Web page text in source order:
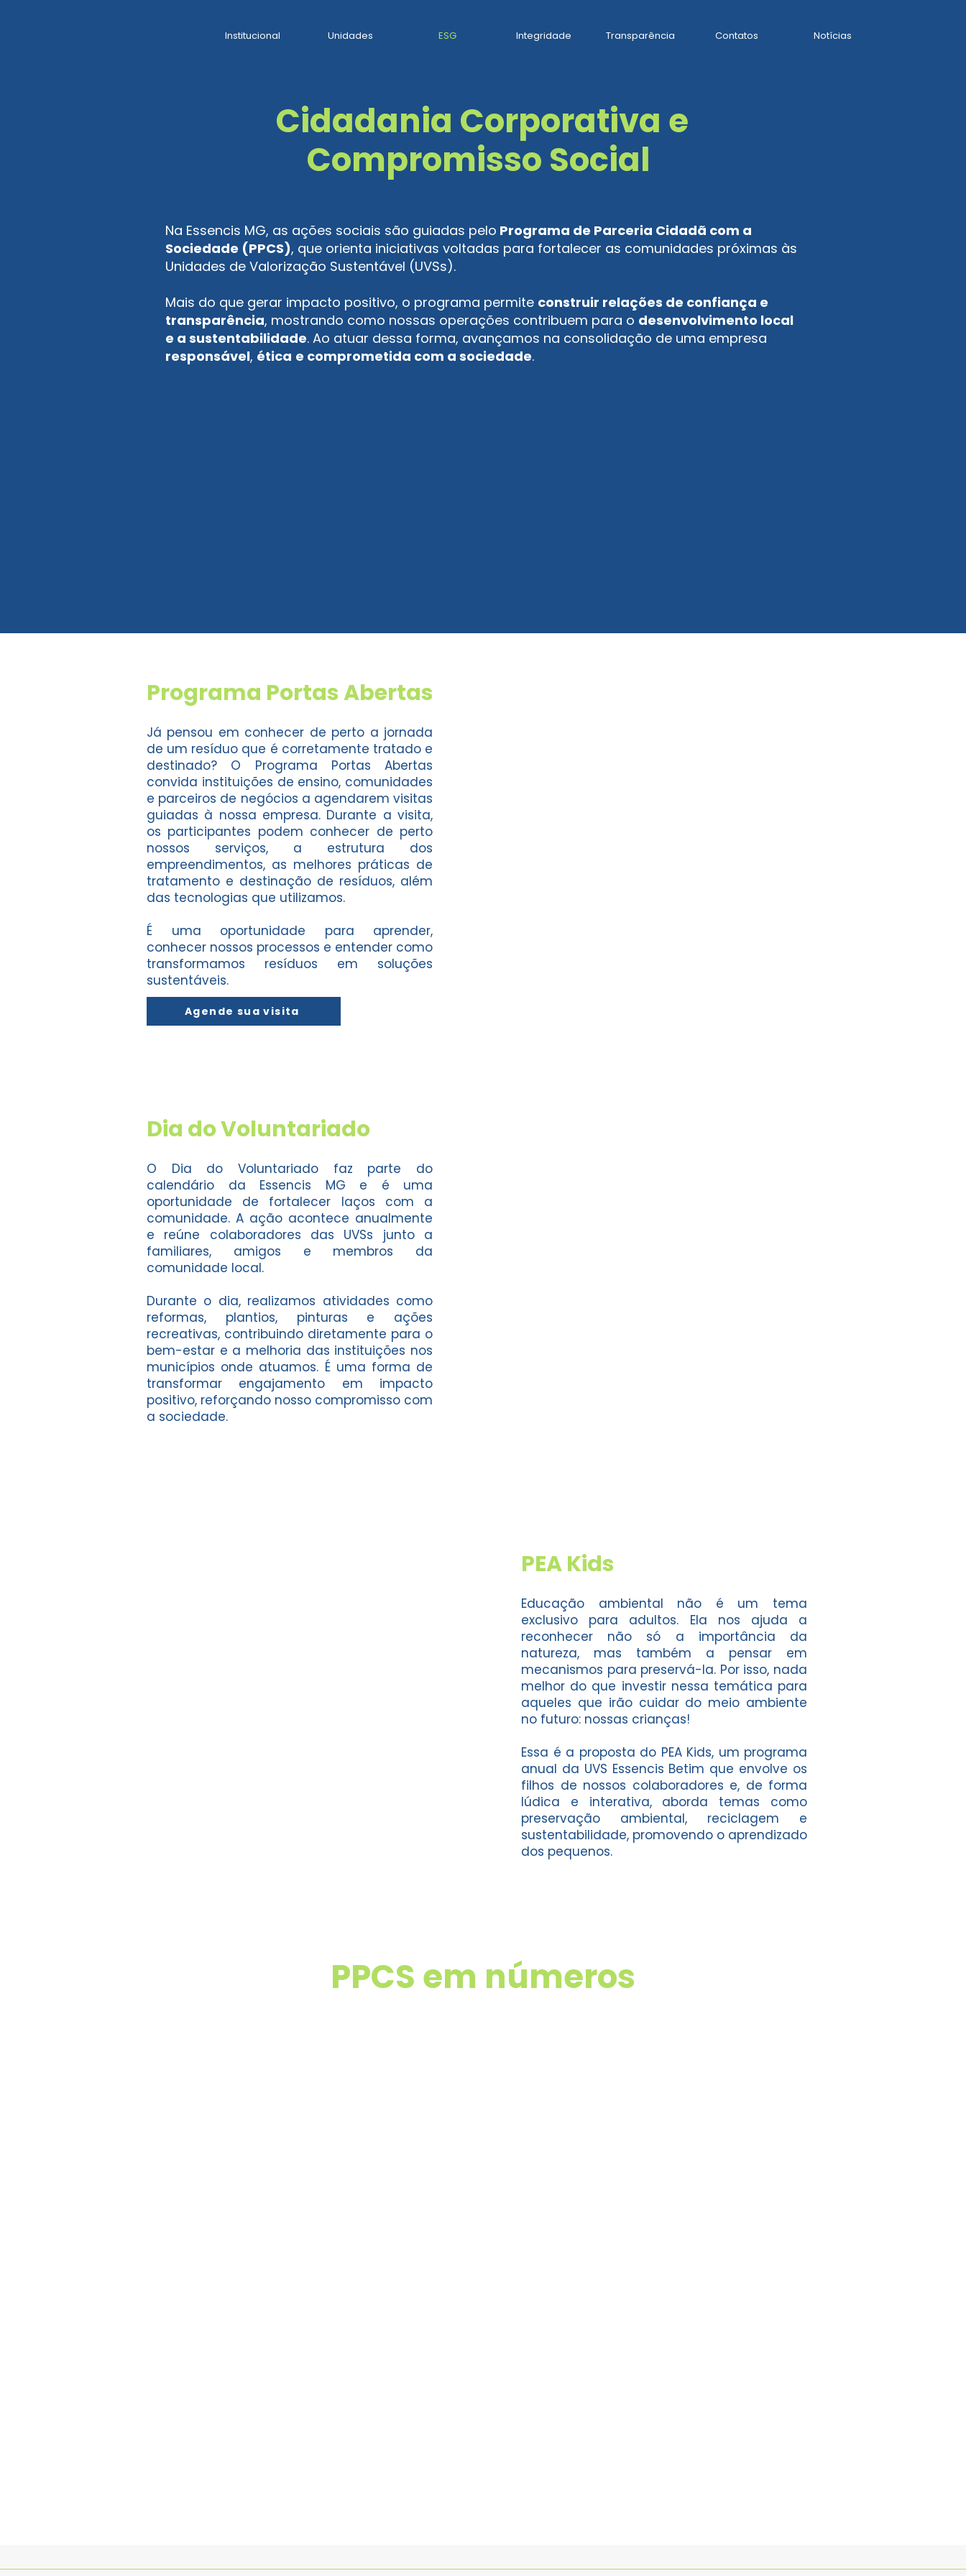
Institucional Unidades ESG Integridade Transparência Contatos Notícias
Cidadania Corporativa e
Compromisso Social
Na Essencis MG, as ações sociais são guiadas pelo Programa de Parceria Cidadã com a
Sociedade (PPCS), que orienta iniciativas voltadas para fortalecer as comunidades próximas às
Unidades de Valorização Sustentável (UVSs).
Mais do que gerar impacto positivo, o programa permite construir relações de confiança e
transparência, mostrando como nossas operações contribuem para o desenvolvimento local
e a sustentabilidade. Ao atuar dessa forma, avançamos na consolidação de uma empresa
responsável, ética e comprometida com a sociedade.
Programa Portas Abertas
Já pensou em conhecer de perto a jornada
de um resíduo que é corretamente tratado e
destinado? O Programa Portas Abertas
convida instituições de ensino, comunidades
e parceiros de negócios a agendarem visitas
guiadas à nossa empresa. Durante a visita,
os participantes podem conhecer de perto
nossos serviços, a estrutura dos
empreendimentos, as melhores práticas de
tratamento e destinação de resíduos, além
das tecnologias que utilizamos.
É uma oportunidade para aprender,
conhecer nossos processos e entender como
transformamos resíduos em soluções
sustentáveis.
Agende sua visita
Dia do Voluntariado
O Dia do Voluntariado faz parte do
calendário da Essencis MG e é uma
oportunidade de fortalecer laços com a
comunidade. A ação acontece anualmente
e reúne colaboradores das UVSs junto a
familiares, amigos e membros da
comunidade local.
Durante o dia, realizamos atividades como
reformas, plantios, pinturas e ações
recreativas, contribuindo diretamente para o
bem-estar e a melhoria das instituições nos
municípios onde atuamos. É uma forma de
transformar engajamento em impacto
positivo, reforçando nosso compromisso com
a sociedade.
PEA Kids
Educação ambiental não é um tema
exclusivo para adultos. Ela nos ajuda a
reconhecer não só a importância da
natureza, mas também a pensar em
mecanismos para preservá-la. Por isso, nada
melhor do que investir nessa temática para
aqueles que irão cuidar do meio ambiente
no futuro: nossas crianças!
Essa é a proposta do PEA Kids, um programa
anual da UVS Essencis Betim que envolve os
filhos de nossos colaboradores e, de forma
lúdica e interativa, aborda temas como
preservação ambiental, reciclagem e
sustentabilidade, promovendo o aprendizado
dos pequenos.
PPCS em números